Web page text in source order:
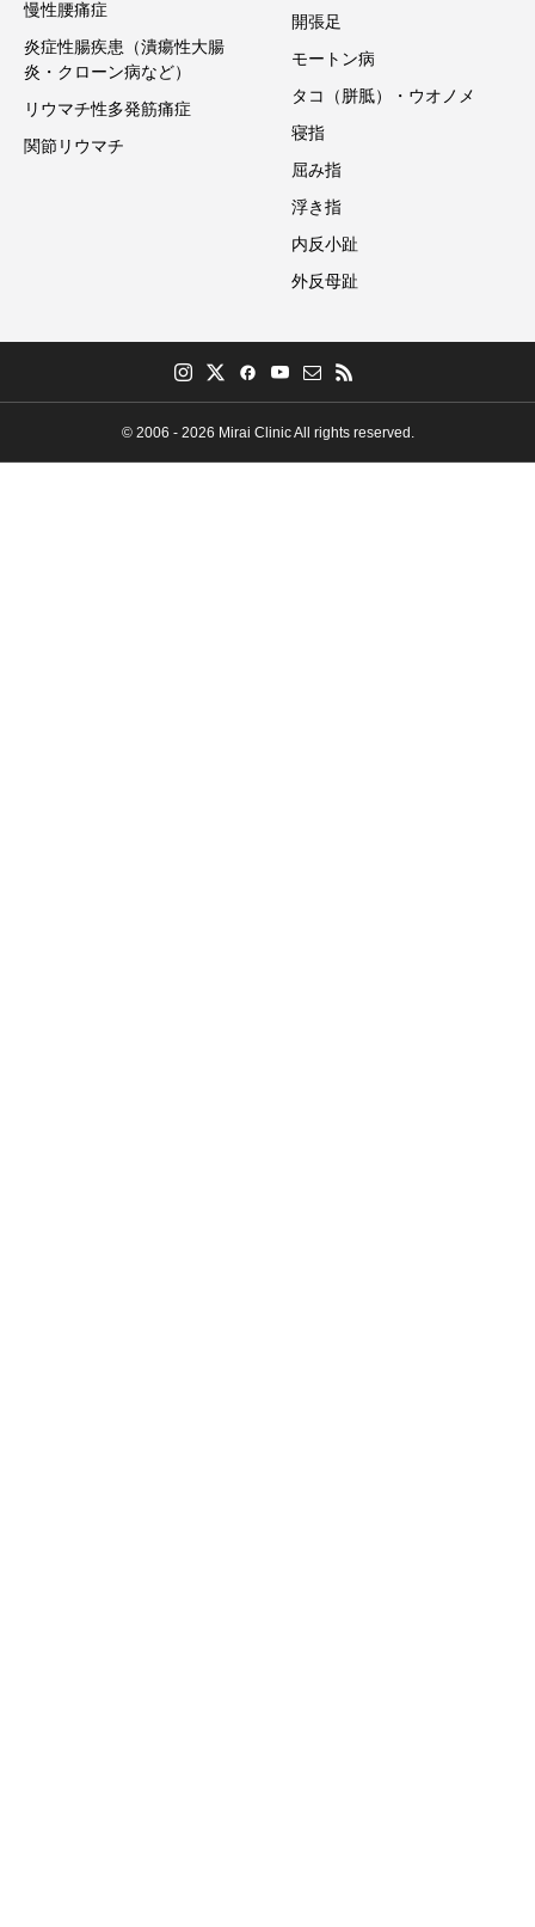
慢性腰痛症
炎症性腸疾患（潰瘍性大腸
炎・クローン病など）
リウマチ性多発筋痛症
関節リウマチ
開張足
モートン病
タコ（胼胝）・ウオノメ
寝指
屈み指
浮き指
内反小趾
外反母趾
© 2006 - 2026 Mirai Clinic All rights reserved.